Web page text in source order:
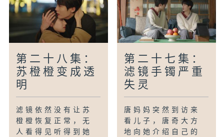
第二十八集：
苏橙橙变成透
明
滤镜依然没有让苏
橙橙恢复正常，无
人看得见听得到她
第二十七集：
滤镜手镯严重
失灵
唐妈妈突然到访来
看儿子，唐奇大方
地向她介绍自己的